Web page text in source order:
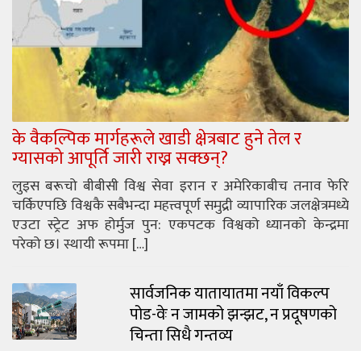
के वैकल्पिक मार्गहरूले खाडी क्षेत्रबाट हुने तेल र
ग्यासको आपूर्ति जारी राख्न सक्छन्?
लुइस बरूचो बीबीसी विश्व सेवा इरान र अमेरिकाबीच तनाव फेरि
चर्किएपछि विश्वकै सबैभन्दा महत्त्वपूर्ण समुद्री व्यापारिक जलक्षेत्रमध्ये
एउटा स्ट्रेट अफ होर्मुज पुन: एकपटक विश्वको ध्यानको केन्द्रमा
परेको छ। स्थायी रूपमा […]
सार्वजनिक यातायातमा नयाँ विकल्प
पोड-वेः न जामको झन्झट, न प्रदूषणको
चिन्ता सिधै गन्तव्य